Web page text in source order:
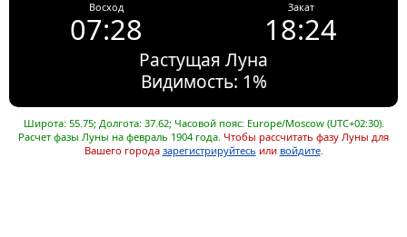
Восход
07:28
Закат
18:24
Растущая Луна
Видимость: 1%
Широта: 55.75; Долгота: 37.62; Часовой пояс: Europe/Moscow (UTC+02:30).
Расчет фазы Луны на февраль 1904 года. Чтобы рассчитать фазу Луны для
Вашего города зарегистрируйтесь или войдите.